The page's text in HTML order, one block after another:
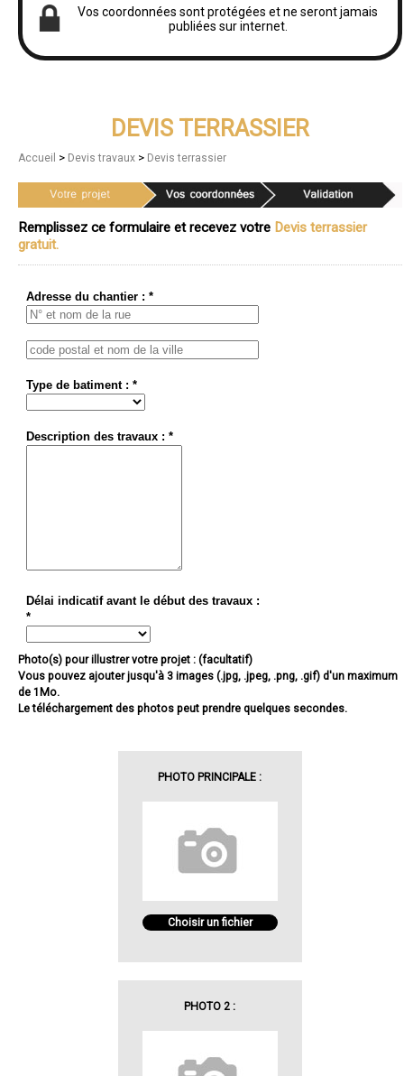
Vos coordonnées sont protégées et ne seront jamais
publiées sur internet.
DEVIS TERRASSIER
Accueil > Devis travaux > Devis terrassier
Remplissez ce formulaire et recevez votre Devis terrassier
gratuit.
Adresse du chantier : *
Type de batiment : *
Description des travaux : *
Délai indicatif avant le début des travaux :
*
Photo(s) pour illustrer votre projet : (facultatif)
Vous pouvez ajouter jusqu'à 3 images (.jpg, .jpeg, .png, .gif) d'un maximum
de 1Mo.
Le téléchargement des photos peut prendre quelques secondes.
PHOTO PRINCIPALE :
Choisir un fichier
PHOTO 2 :